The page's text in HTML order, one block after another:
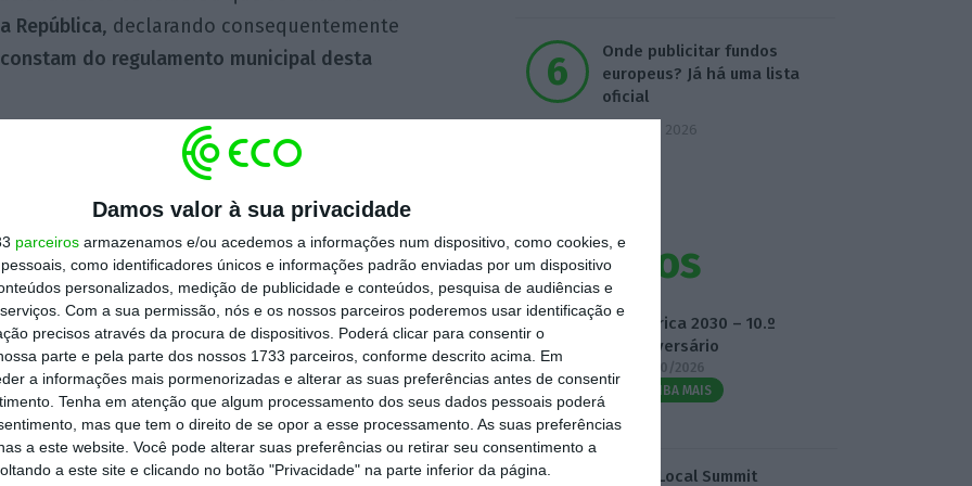
Damos valor à sua privacidade
parceiros armazenamos e/ou acedemos a informações num dispositivo, como cookies, e
como identificadores únicos e informações padrão enviadas por um dispositivo
personalizados, medição de publicidade e conteúdos, pesquisa de audiências e
Com a sua permissão, nós e os nossos parceiros poderemos usar identificação e
precisos através da procura de dispositivos. Poderá clicar para consentir o
parte e pela parte dos nossos 1733 parceiros, conforme descrito acima. Em
a informações mais pormenorizadas e alterar as suas preferências antes de consentir
Tenha em atenção que algum processamento dos seus dados pessoais poderá
mas que tem o direito de se opor a esse processamento. As suas preferências
a este website. Você pode alterar suas preferências ou retirar seu consentimento a
a este site e clicando no botão "Privacidade" na parte inferior da página.
República, declarando consequentemente
do regulamento municipal desta
decidido devolver aos munícipes
, Fernando Medina diz que
agora avançar para tribunal e
o Estado. “Neste casoo que nos resta é uma
relativamente ao passado porque há aqui
do princípio básico da confiançano quadro
funcionar”, disse o autarca à TVI24.
português a necessidade de agir
séria e importante. Está
Locais. É o tempo ainda para o
Onde publicitar fundos
europeus? Já há uma lista
oficial
7 Agosto 2026
Eventos
Fábrica 2030 – 10.º
Aniversário
14/10/2026
SAIBA MAIS
3.º Local Summit